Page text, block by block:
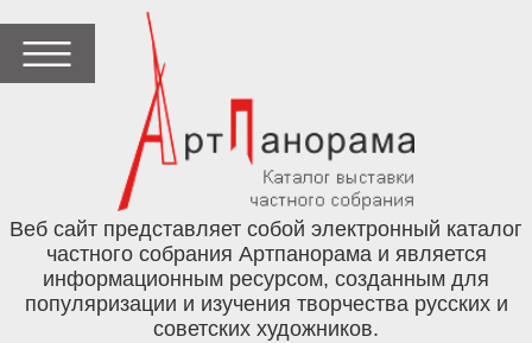
Веб сайт представляет собой электронный каталог
частного собрания Артпанорама и является
информационным ресурсом, созданным для
популяризации и изучения творчества русских и
советских художников.